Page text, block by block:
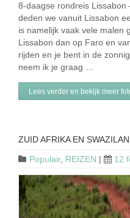
8-daagse rondreis Lissabon
deden we vanuit Lissabon
is namelijk vaak vele malen
Lissabon dan op Faro en
rijden en je bent in de
neem ik je graag …
Lees verder en bekijk meer
ZUID AFRIKA EN
Populair, REIZEN | 12